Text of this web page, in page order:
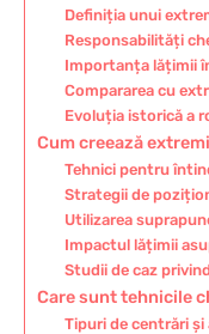
Definiția unui
Responsabilități
Importanța lățimii
Compararea cu
Evoluția istorică a
Cum creează
Tehnici pentru
Strategii de
Utilizarea
Impactul lățimii
Studii de caz
Care sunt tehnicile
Tipuri de centrări și